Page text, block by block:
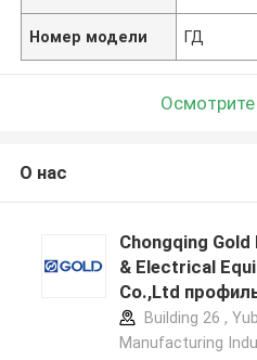
Номер модели ГД
О нас
Chongqing
& Electrical
Co.,Ltd
производителя
Building 26 ,
Manufacturing